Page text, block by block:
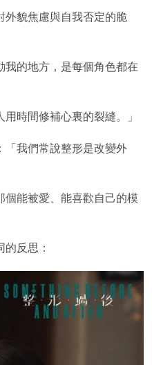
外貌焦慮與自我否定的脆
我的地方，是每個角色都在
時間修補心裏的裂縫。」
「我們常說整形是改變外
個能被愛、能喜歡自己的模
反思：